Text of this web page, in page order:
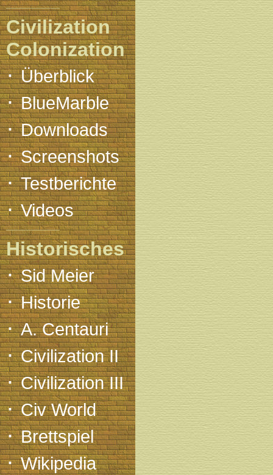
Civilization
Colonization
·Überblick
·BlueMarble
·Downloads
·Screenshots
·Testberichte
·Videos
Historisches
·Sid Meier
·Historie
·A. Centauri
·Civilization II
·Civilization III
·Civ World
·Brettspiel
·Wikipedia